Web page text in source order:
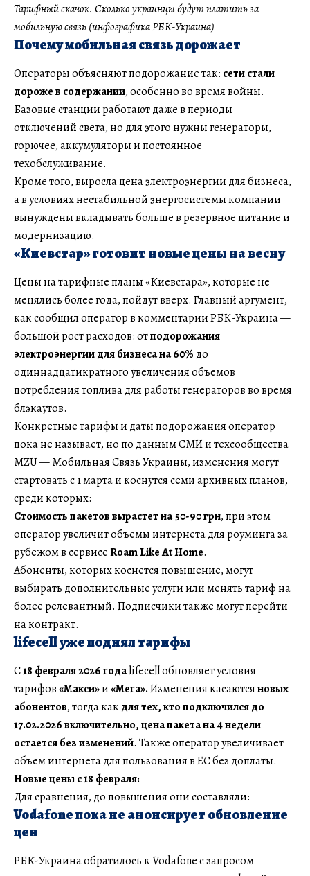
Тарифный скачок. Сколько украинцы будут платить за
мобильную связь (инфографика РБК-Украина)
Почему мобильная связь дорожает
Операторы объясняют подорожание так: сети стали
дороже в содержании, особенно во время войны.
Базовые станции работают даже в периоды
отключений света, но для этого нужны генераторы,
горючее, аккумуляторы и постоянное
техобслуживание.
Кроме того, выросла цена электроэнергии для бизнеса,
а в условиях нестабильной энергосистемы компании
вынуждены вкладывать больше в резервное питание и
модернизацию.
«Киевстар» готовит новые цены на весну
Цены на тарифные планы «Киевстара», которые не
менялись более года, пойдут вверх. Главный аргумент,
как сообщил оператор в комментарии РБК-Украина —
большой рост расходов: отподорожания
электроэнергии для бизнеса на 60% до
одиннадцатикратного увеличения объемов
потребления топлива для работы генераторов во время
блэкаутов.
Конкретные тарифы и даты подорожания оператор
пока не называет, но по данным СМИ и техсообщества
MZU — Мобильная Связь Украины, изменения могут
стартовать с 1 марта и коснутся семи архивных планов,
среди которых:
Стоимость пакетов вырастет на 50-90 грн, при этом
оператор увеличит объемы интернета для роуминга за
рубежом в сервисеRoam Like At Home.
Абоненты, которых коснется повышение, могут
выбирать дополнительные услуги или менять тариф на
более релевантный. Подписчики также могут перейти
на контракт.
lifecell уже поднял тарифы
С18 февраля 2026 годаlifecell обновляет условия
тарифов«Макси»и«Мега».Изменения касаютсяновых
абонентов, тогда как для тех, кто подключился до
17.02.2026 включительно, цена пакета на 4 недели
остается без изменений. Также оператор увеличивает
объем интернета для пользования в ЕС без доплаты.
Новые цены с 18 февраля:
Для сравнения, до повышения они составляли:
Vodafone пока не анонсирует обновление
цен
РБК-Украина обратилось к Vodafone с запросом